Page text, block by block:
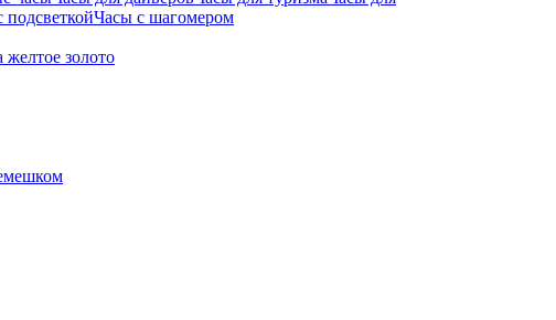
подсветкойЧасы с шагомером
желтое золото